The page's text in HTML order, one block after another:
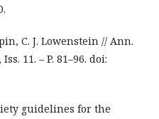
C. J. Lowenstein // Ann.
11. – P. 81–96. doi:
guidelines for the